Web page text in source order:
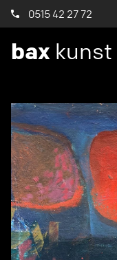
0515 42 27 72
bax kunst